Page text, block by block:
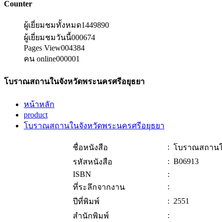
Counter
ผู้เยี่ยมชมทั้งหมด1449890
ผู้เยี่ยมชมวันนี้000674
Pages View004384
คน online000001
โบราณสถานในจังหวัดพระนครศรีอยุธยา
หน้าหลัก
product
โบราณสถานในจังหวัดพระนครศรีอยุธยา
ชื่อหนังสือ : โบราณสถาน
รหัสหนังสือ
: B06913
ISBN
:
ที่ระลึกจากงาน
:
ปีที่พิมพ์
: 2551
สำนักพิมพ์
: